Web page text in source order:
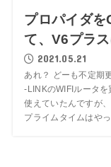
プロパイダ
て、V6プラ
2021.05.21
あれ？ どーも不定期
-LINKのWIFIルータ
使えていたんですが
プライムタイムはやっ